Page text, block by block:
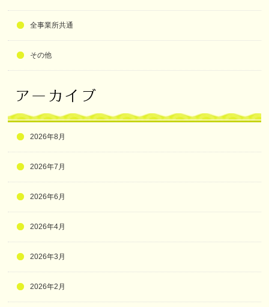
全事業所共通
その他
2026年8月
2026年7月
2026年6月
2026年4月
2026年3月
2026年2月